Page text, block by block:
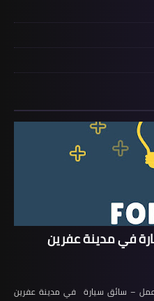
في مدينة عفرين
– سائق سيارة في مدينة عفرين